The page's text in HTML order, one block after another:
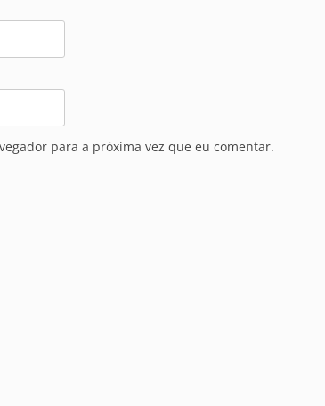
para a próxima vez que eu comentar.